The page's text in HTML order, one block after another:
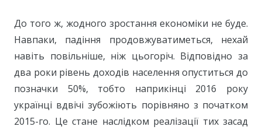
До того ж, жодного зростання економіки не буде.
Навпаки, падіння продовжуватиметься, нехай
навіть повільніше, ніж цьогоріч. Відповідно за
два роки рівень доходів населення опуститься до
позначки 50%, тобто наприкінці 2016 року
українці вдвічі зубожіють порівняно з початком
2015-го. Це стане наслідком реалізації тих засад